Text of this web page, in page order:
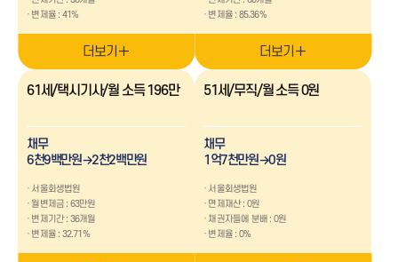
변제율 : 41%
더보기
변제율 : 85.36%
더보기
61세/택시기사/월 소득 196만
채무
6천9백만원→2천2백만원
서울회생법원
월변제금 : 63만원
변제기간 : 36개월
변제율 : 32.71%
51세/무직/월 소득 0원
채무
1억7천만원→0원
서울회생법원
면제재산 : 0원
채권자들에 분배 : 0원
변제율 : 0%